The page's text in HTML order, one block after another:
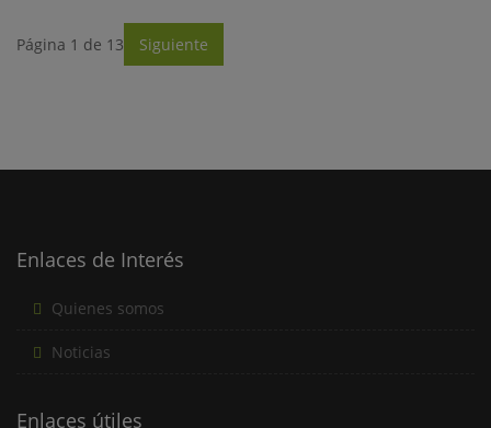
Página 1 de 13 Siguiente
Enlaces de Interés
Quienes somos
Noticias
Enlaces útiles